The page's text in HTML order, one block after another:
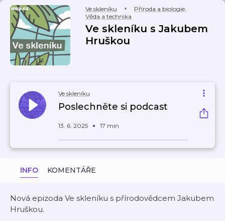
Ve skleníku Příroda a biologie,
Věda a technika
Ve skleníku s Jakubem
Hruškou
Ve skleníku
Poslechněte si podcast
13. 6. 2025 17 min
INFO KOMENTÁŘE
Nová epizoda Ve skleníku s přírodovědcem Jakubem
Hruškou.